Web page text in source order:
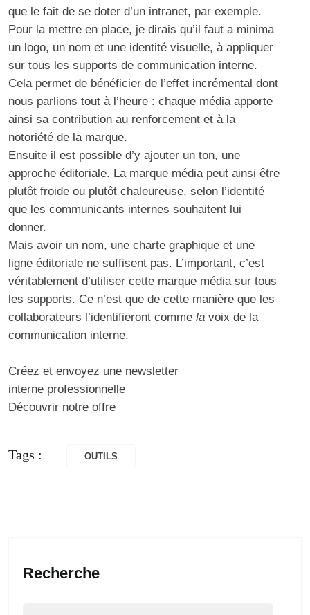
que le fait de se doter d’un intranet, par exemple.
Pour la mettre en place, je dirais qu’il faut a minima
un logo, un nom et une identité visuelle, à appliquer
sur tous les supports de communication interne.
Cela permet de bénéficier de l’effet incrémental dont
nous parlions tout à l’heure : chaque média apporte
ainsi sa contribution au renforcement et à la
notoriété de la marque.
Ensuite il est possible d’y ajouter un ton, une
approche éditoriale. La marque média peut ainsi être
plutôt froide ou plutôt chaleureuse, selon l’identité
que les communicants internes souhaitent lui
donner.
Mais avoir un nom, une charte graphique et une
ligne éditoriale ne suffisent pas. L’important, c’est
véritablement d’utiliser cette marque média sur tous
les supports. Ce n’est que de cette manière que les
collaborateurs l’identifieront comme la voix de la
communication interne.
Créez et envoyez une newsletter
interne professionnelle
Découvrir notre offre
Tags : OUTILS
Recherche